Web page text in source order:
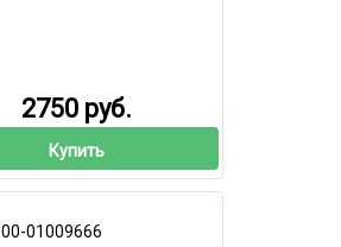
2750 руб.
Купить
00-01009666